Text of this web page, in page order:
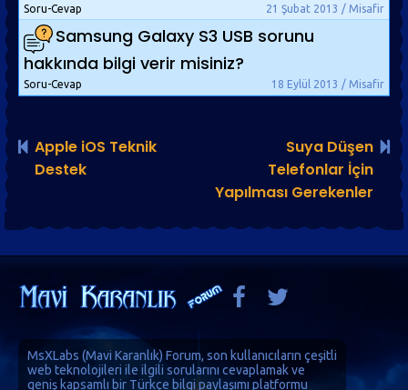
21 Şubat 2013 / Misafir
Soru-Cevap
Samsung Galaxy S3 USB sorunu
hakkında bilgi verir misiniz?
18 Eylül 2013 / Misafir
Soru-Cevap
Apple iOS Teknik
Destek
Suya Düşen
Telefonlar İçin
Yapılması Gerekenler
MsXLabs (Mavi Karanlık) Forum, son kullanıcıların çeşitli
web teknolojileri ile ilgili sorularını cevaplamak ve
geniş kapsamlı bir Türkçe bilgi paylaşımı platformu